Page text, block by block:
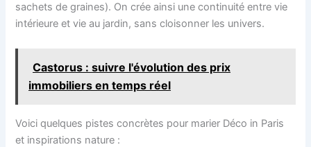
sachets de graines). On crée ainsi une continuité entre vie
intérieure et vie au jardin, sans cloisonner les univers.
Castorus : suivre l'évolution des prix
immobiliers en temps réel
Voici quelques pistes concrètes pour marier Déco in Paris
et inspirations nature :